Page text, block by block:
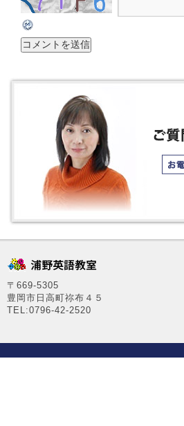
〒669-5305
豊岡市日高町祢布４５
TEL:0796-42-2520